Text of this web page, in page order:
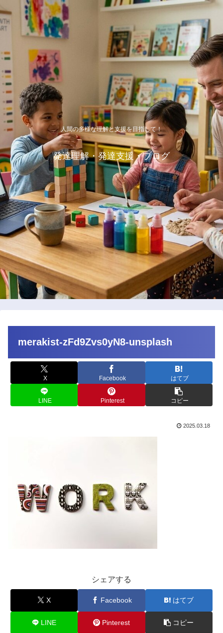
人間の多様な理解と支援を目指して！
発達理解・発達支援・ブログ
merakist-zFd9Zvs0yN8-unsplash
X Facebook はてブ
LINE Pinterest コピー
2025.03.18
シェアする
X Facebook はてブ
LINE Pinterest コピー